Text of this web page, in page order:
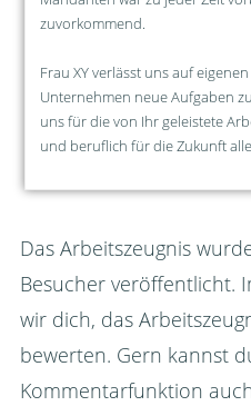
zuvorkommend.
Frau XY verlässt uns auf
Unternehmen neue Aufgaben
uns für die von Ihr geleistete
und beruflich für die Zukunft
Das Arbeitszeugnis
Besucher veröffentlicht.
wir dich, das
bewerten. Gern kannst
Kommentarfunktion